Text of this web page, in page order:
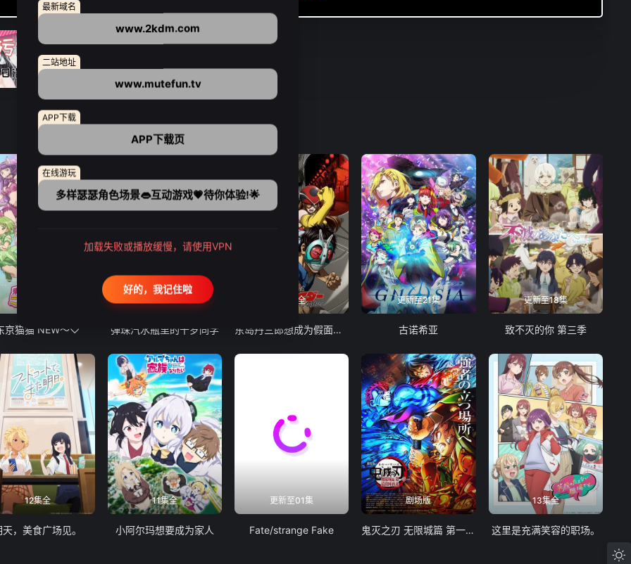
京猫猫 NEW～♡ 弹珠汽水瓶里的千岁同学
24集全
东岛丹三郎想成为假面骑士
更新至21集
古诺希亚
更新至18集
致不灭的你 第三季
12集全
天，美食广场见。
11集全
小阿尔玛想要成为家人
更新至01集
Fate/strange Fake
剧场版
鬼灭之刃 无限城篇 第一章 猗窝座再袭
13集全
这里是充满笑容的职场。
最新域名
www.2kdm.com
二站地址
www.mutefun.tv
APP下载
APP下载页
在线游玩
多样瑟瑟角色场景👄互动游戏💗待你体验!🌟
加载失败或播放缓慢，请使用VPN
好的，我记住啦